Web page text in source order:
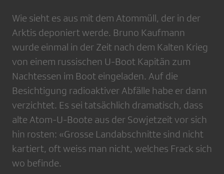
Wie sieht es aus mit dem Atommüll, der in der
Arktis deponiert werde. Bruno Kaufmann
wurde einmal in der Zeit nach dem Kalten Krieg
von einem russischen U-Boot Kapitän zum
Nachtessen im Boot eingeladen. Auf die
Besichtigung radioaktiver Abfälle habe er dann
verzichtet. Es sei tatsächlich dramatisch, dass
alte Atom-U-Boote aus der Sowjetzeit vor sich
hin rosten: «Grosse Landabschnitte sind nicht
kartiert, oft weiss man nicht, welches Frack sich
wo befinde.